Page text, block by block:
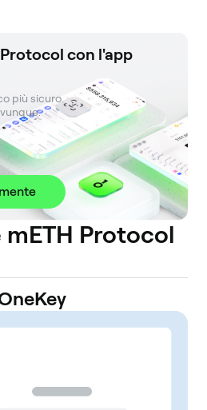
con l'app
più sicuro.
Protocol